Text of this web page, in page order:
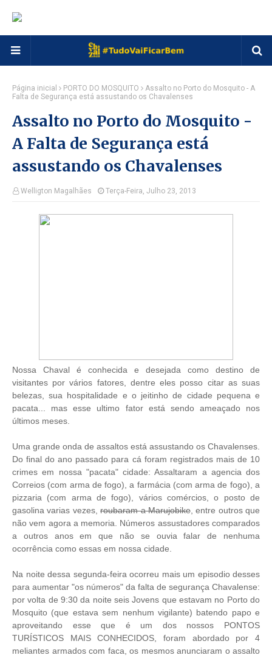
Página inicial PORTO DO MOSQUITO
Assalto no Porto do Mosquito - A
Falta de Segurança está assustando os Chavalenses
Assalto no Porto do Mosquito -
A Falta de Segurança está
assustando os Chavalenses
Welligton Magalhães Terça-Feira, Julho 23, 2013
Nossa Chaval é conhecida e desejada como destino de
visitantes por vários fatores, dentre eles posso citar as suas
belezas, sua hospitalidade e o jeitinho de cidade pequena e
pacata... mas esse ultimo fator está sendo ameaçado nos
últimos meses.
Uma grande onda de assaltos está assustando os Chavalenses.
Do final do ano passado para cá foram registrados mais de 10
crimes em nossa "pacata" cidade: Assaltaram a agencia dos
Correios (com arma de fogo), a farmácia (com arma de fogo), a
pizzaria (com arma de fogo), vários comércios, o posto de
gasolina varias vezes,roubaram a Marujobike, entre outros que
não vem agora a memoria. Números assustadores comparados
a outros anos em que não se ouvia falar de nenhuma
ocorrência como essas em nossa cidade.
Na noite dessa segunda-feira ocorreu mais um episodio desses
para aumentar "os números" da falta de segurança Chavalense:
por volta de 9:30 da noite seis Jovens que estavam no Porto do
Mosquito (que estava sem nenhum vigilante) batendo papo e
aproveitando esse que é um dos nossos PONTOS
TURÍSTICOS MAIS CONHECIDOS, foram abordado por 4
meliantes armados com faca, os mesmos anunciaram o assalto